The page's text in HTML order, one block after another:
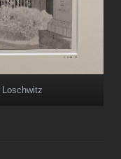
Loschwitz